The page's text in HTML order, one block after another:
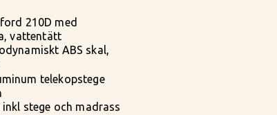
210D med
vattentätt
ABS skal,
telekopstege
inkl stege och madrass